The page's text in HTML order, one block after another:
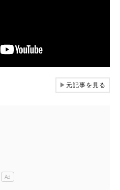
▶元記事を見る